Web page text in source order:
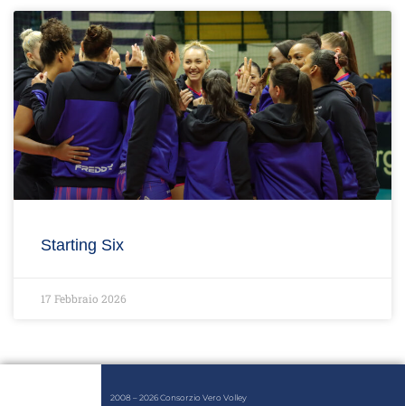
Starting Six
17 Febbraio 2026
2008 – 2026 Consorzio Vero Volley